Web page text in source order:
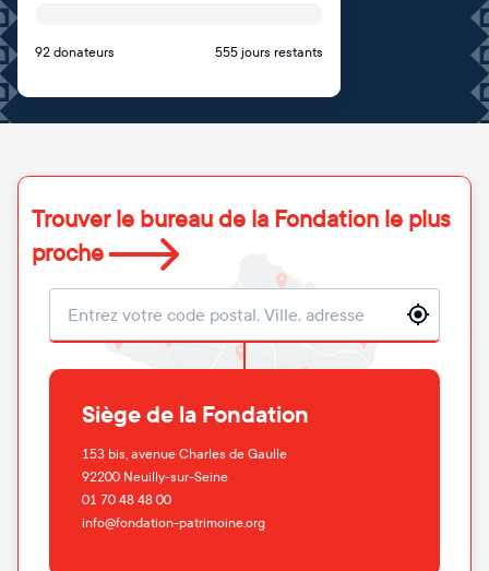
92 donateurs 555 jours restants
Trouver le bureau de la Fondation le plus
proche
Localisation
Siège de la Fondation
153 bis, avenue Charles de Gaulle
92200 Neuilly-sur-Seine
01 70 48 48 00
info@fondation-patrimoine.org